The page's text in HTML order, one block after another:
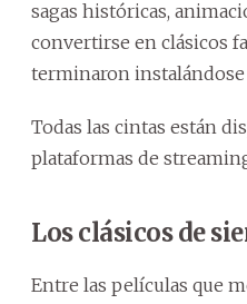
sagas históricas,
convertirse en clásicos
terminaron
Todas las cintas están
plataformas de
Los clásicos de
Entre las películas que